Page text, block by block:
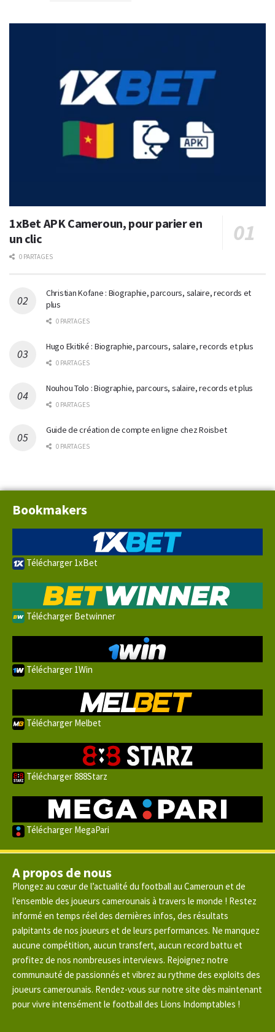
1xBet APK Cameroun, pour parier en
un clic
0 PARTAGES
Christian Kofane : Biographie, parcours, salaire, records et
plus
0 PARTAGES
Hugo Ekitiké : Biographie, parcours, salaire, records et plus
0 PARTAGES
Nouhou Tolo : Biographie, parcours, salaire, records et plus
0 PARTAGES
Guide de création de compte en ligne chez Roisbet
0 PARTAGES
Bookmakers
Télécharger 1xBet
Télécharger Betwinner
Télécharger 1Win
Télécharger Melbet
Télécharger 888Starz
Télécharger MegaPari
A propos de nous
Plongez au cœur de l’actualité du football au Cameroun et de
l’ensemble des joueurs camerounais à travers le monde ! Restez
informé en temps réel des dernières infos, des résultats
palpitants de nos joueurs et de leurs performances. Ne manquez
aucune compétition, aucun transfert, aucun record battu et
profitez de nos nombreuses interviews. Rejoignez notre
communauté de passionnés et vibrez au rythme des exploits des
joueurs camerounais. Rendez-vous sur notre site dès maintenant
pour vivre intensément le football des Lions Indomptables !